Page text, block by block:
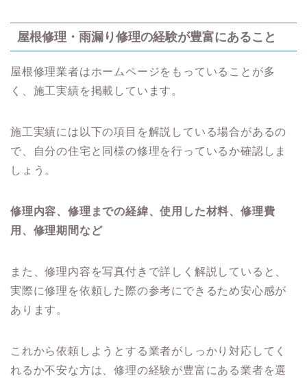
屋根修理・雨漏り修理の経験が豊富にあること
屋根修理業者はホームページをもっていることが多
く、施工実績を掲載しています。
施工実績には以下の項目を解説している場合があるの
で、自分の住宅と同様の修理を行っているか確認しま
しょう。
修理内容、 修理までの経緯、使用した材料、修理費
用、 修理期間など
また、修理内容を写真付きで詳しく解説していると、
実際に修理を依頼した際の参考にできるため安心感が
あります。
これから依頼しようとする業者がしっかり対応してく
れるか不安な方は、修理の経験が豊富にある業者を選